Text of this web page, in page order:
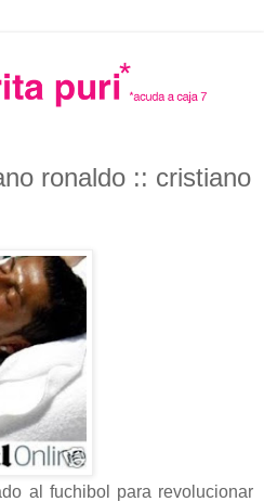
ronaldo :: cristiano
al fuchibol para revolucionar